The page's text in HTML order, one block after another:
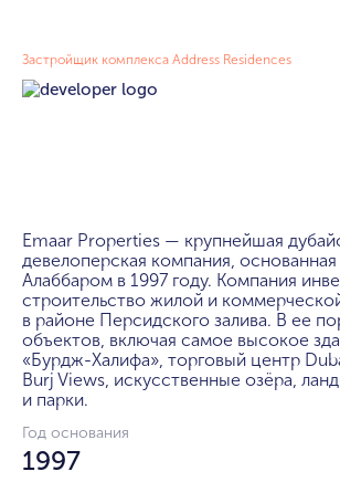
Застройщик комплекса Address Residences
Emaar Properties — крупнейшая
девелоперская компания,
Алаббаром в 1997 году. Компания
строительство жилой и
в районе Персидского залива. В ее
объектов, включая самое высокое
«Бурдж-Халифа», торговый центр
Burj Views, искусственные озёра,
и парки.
Год основания
1997